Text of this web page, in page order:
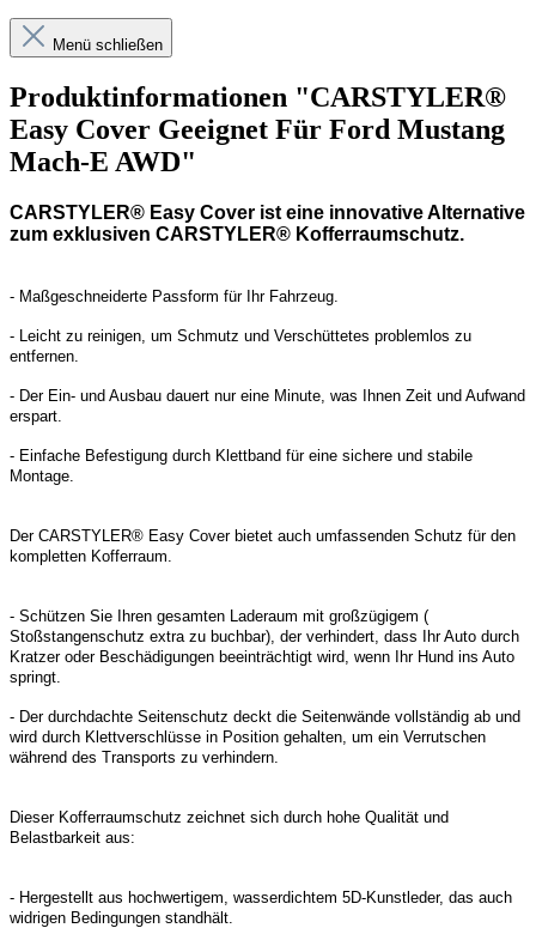
Menü schließen
Produktinformationen "CARSTYLER®
Easy Cover Geeignet Für Ford Mustang
Mach-E AWD"
CARSTYLER® Easy Cover ist eine innovative Alternative
zum exklusiven CARSTYLER® Kofferraumschutz.
- Maßgeschneiderte Passform für Ihr Fahrzeug.
- Leicht zu reinigen, um Schmutz und Verschüttetes problemlos zu
entfernen.
- Der Ein- und Ausbau dauert nur eine Minute, was Ihnen Zeit und Aufwand
erspart.
- Einfache Befestigung durch Klettband für eine sichere und stabile
Montage.
Der CARSTYLER® Easy Cover bietet auch umfassenden Schutz für den
kompletten Kofferraum.
- Schützen Sie Ihren gesamten Laderaum mit großzügigem (
Stoßstangenschutz extra zu buchbar), der verhindert, dass Ihr Auto durch
Kratzer oder Beschädigungen beeinträchtigt wird, wenn Ihr Hund ins Auto
springt.
- Der durchdachte Seitenschutz deckt die Seitenwände vollständig ab und
wird durch Klettverschlüsse in Position gehalten, um ein Verrutschen
während des Transports zu verhindern.
Dieser Kofferraumschutz zeichnet sich durch hohe Qualität und
Belastbarkeit aus:
- Hergestellt aus hochwertigem, wasserdichtem 5D-Kunstleder, das auch
widrigen Bedingungen standhält.